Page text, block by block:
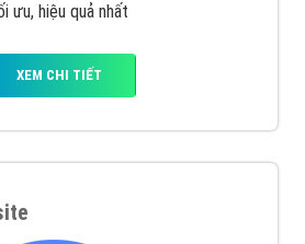
ưu, hiệu quả nhất
XEM CHI TIẾT